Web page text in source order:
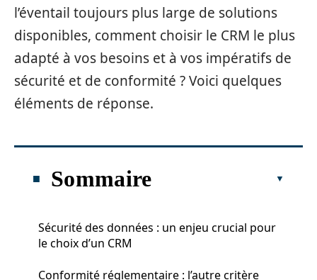
l’éventail toujours plus large de solutions
disponibles, comment choisir le CRM le plus
adapté à vos besoins et à vos impératifs de
sécurité et de conformité ? Voici quelques
éléments de réponse.
Sommaire
Sécurité des données : un enjeu crucial pour
le choix d’un CRM
Conformité réglementaire : l’autre critère